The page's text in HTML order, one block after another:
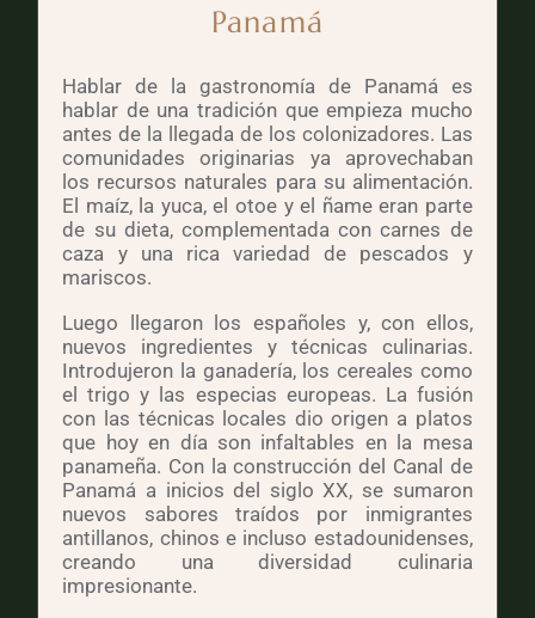
Panamá
Hablar de la gastronomía de Panamá es
hablar de una tradición que empieza mucho
antes de la llegada de los colonizadores. Las
comunidades originarias ya aprovechaban
los recursos naturales para su alimentación.
El maíz, la yuca, el otoe y el ñame eran parte
de su dieta, complementada con carnes de
caza y una rica variedad de pescados y
mariscos.
Luego llegaron los españoles y, con ellos,
nuevos ingredientes y técnicas culinarias.
Introdujeron la ganadería, los cereales como
el trigo y las especias europeas. La fusión
con las técnicas locales dio origen a platos
que hoy en día son infaltables en la mesa
panameña. Con la construcción del Canal de
Panamá a inicios del siglo XX, se sumaron
nuevos sabores traídos por inmigrantes
antillanos, chinos e incluso estadounidenses,
creando una diversidad culinaria
impresionante.